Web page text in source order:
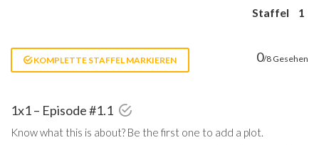
Staffel 1
KOMPLETTE STAFFEL MARKIEREN 0/8 Gesehen
1x1 – Episode #1.1
Know what this is about? Be the first one to add a plot.